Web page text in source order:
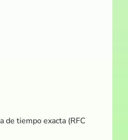
de tiempo exacta (RFC